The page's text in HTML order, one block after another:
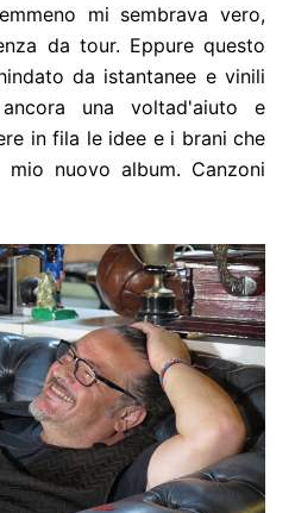
mi sembrava vero,
da tour. Eppure questo
da istantanee e vinili
una voltad'aiuto e
in fila le idee e i brani che
nuovo album. Canzoni